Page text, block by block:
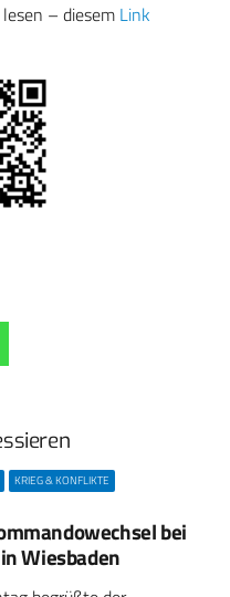
– diesem Link
KRIEG & KONFLIKTE
bei
Wiesbaden